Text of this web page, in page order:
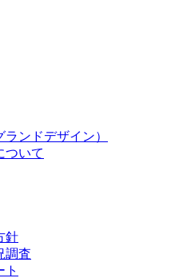
ンドデザイン）
ついて
針
調査
ト